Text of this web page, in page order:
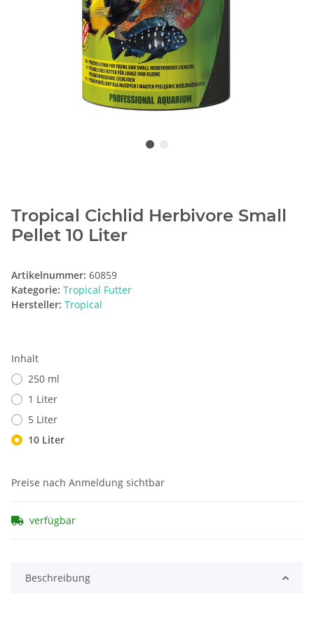
Tropical Cichlid Herbivore Small
Pellet 10 Liter
Artikelnummer: 60859
Kategorie: Tropical Futter
Hersteller: Tropical
Inhalt
250 ml
1 Liter
5 Liter
10 Liter
Preise nach Anmeldung sichtbar
verfügbar
Beschreibung